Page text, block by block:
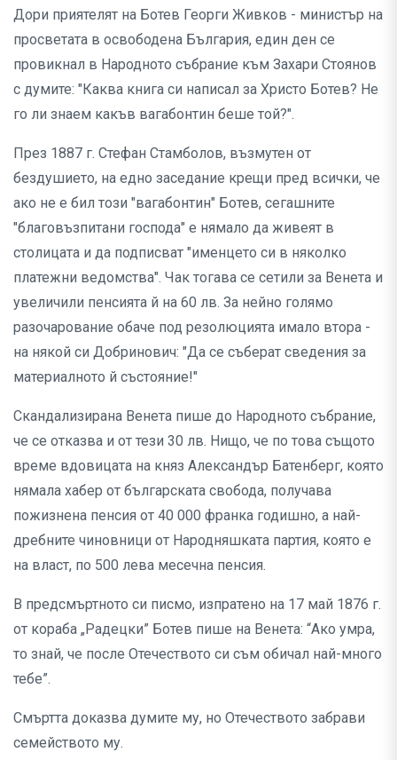
Дори приятелят на Ботев Георги Живков - министър на
просветата в освободена България, един ден се
провикнал в Народното събрание към Захари Стоянов
с думите: "Каква книга си написал за Христо Ботев? Не
го ли знаем какъв вагабонтин беше той?".
През 1887 г. Стефан Стамболов, възмутен от
бездушието, на едно заседание крещи пред всички, че
ако не е бил този "вагабонтин" Ботев, сегашните
"благовъзпитани господа" е нямало да живеят в
столицата и да подписват "именцето си в няколко
платежни ведомства". Чак тогава се сетили за Венета и
увеличили пенсията й на 60 лв. За нейно голямо
разочарование обаче под резолюцията имало втора -
на някой си Добринович: "Да се съберат сведения за
материалното й състояние!"
Скандализирана Венета пише до Народното събрание,
че се отказва и от тези 30 лв. Нищо, че по това същото
време вдовицата на княз Александър Батенберг, която
нямала хабер от българската свобода, получава
пожизнена пенсия от 40 000 франка годишно, а най-
дребните чиновници от Народняшката партия, която е
на власт, по 500 лева месечна пенсия.
В предсмъртното си писмо, изпратено на 17 май 1876 г.
от кораба „Радецки” Ботев пише на Венета: “Ако умра,
то знай, че после Отечеството си съм обичал най-много
тебе”.
Смъртта доказва думите му, но Отечеството забрави
семейството му.